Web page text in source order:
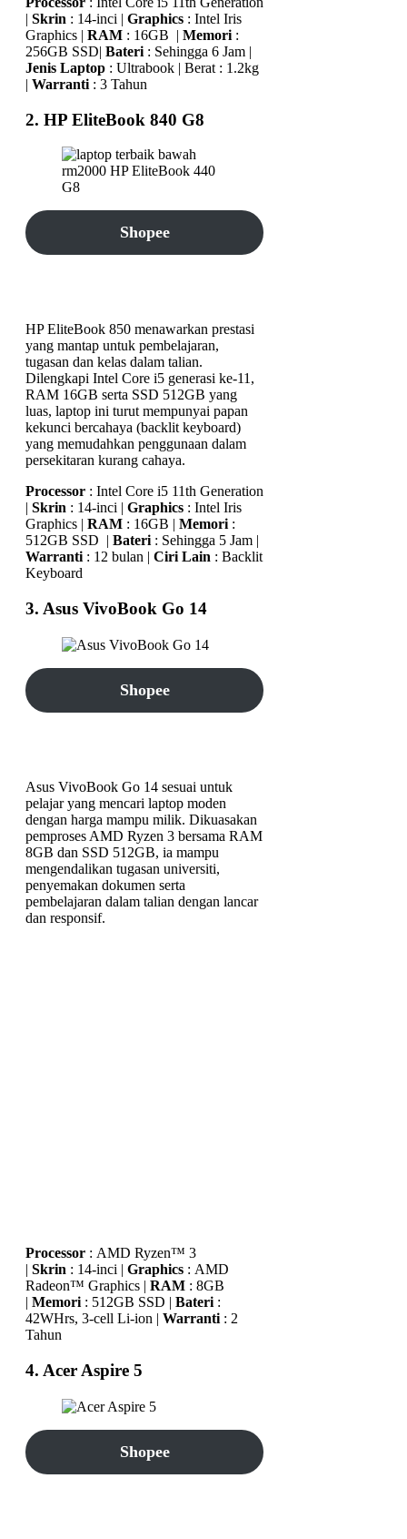
| Skrin : 14-inci | Graphics : Intel Iris
Graphics | RAM : 16GB | Memori :
256GB SSD| Bateri : Sehingga 6 Jam |
Jenis Laptop : Ultrabook | Berat : 1.2kg
| Warranti : 3 Tahun
2. HP EliteBook 840 G8
Shopee
HP EliteBook 850 menawarkan prestasi
yang mantap untuk pembelajaran,
tugasan dan kelas dalam talian.
Dilengkapi Intel Core i5 generasi ke-11,
RAM 16GB serta SSD 512GB yang
luas, laptop ini turut mempunyai papan
kekunci bercahaya (backlit keyboard)
yang memudahkan penggunaan dalam
persekitaran kurang cahaya.
Processor : Intel Core i5 11th Generation
| Skrin : 14-inci | Graphics : Intel Iris
Graphics | RAM : 16GB | Memori:
512GB SSD | Bateri: Sehingga 5 Jam |
Warranti: 12 bulan | Ciri Lain : Backlit
Keyboard
3. Asus VivoBook Go 14
Shopee
Asus VivoBook Go 14 sesuai untuk
pelajar yang mencari laptop moden
dengan harga mampu milik. Dikuasakan
pemproses AMD Ryzen 3 bersama RAM
8GB dan SSD 512GB, ia mampu
mengendalikan tugasan universiti,
penyemakan dokumen serta
pembelajaran dalam talian dengan lancar
dan responsif.
Processor : AMD Ryzen™ 3
| Skrin : 14-inci | Graphics : AMD
Radeon™ Graphics | RAM : 8GB
| Memori : 512GB SSD | Bateri :
42WHrs, 3-cell Li-ion | Warranti : 2
Tahun
4. Acer Aspire 5
Shopee